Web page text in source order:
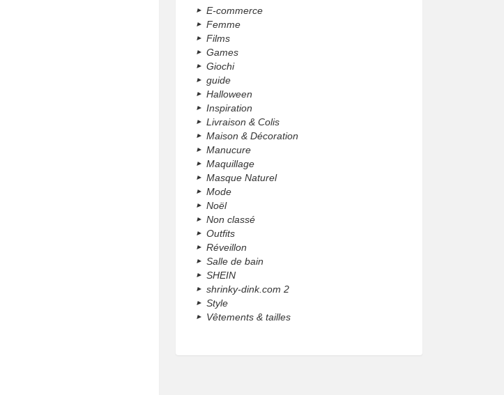
E-commerce
Femme
Films
Games
Giochi
guide
Halloween
Inspiration
Livraison & Colis
Maison & Décoration
Manucure
Maquillage
Masque Naturel
Mode
Noël
Non classé
Outfits
Réveillon
Salle de bain
SHEIN
shrinky-dink.com 2
Style
Vêtements & tailles